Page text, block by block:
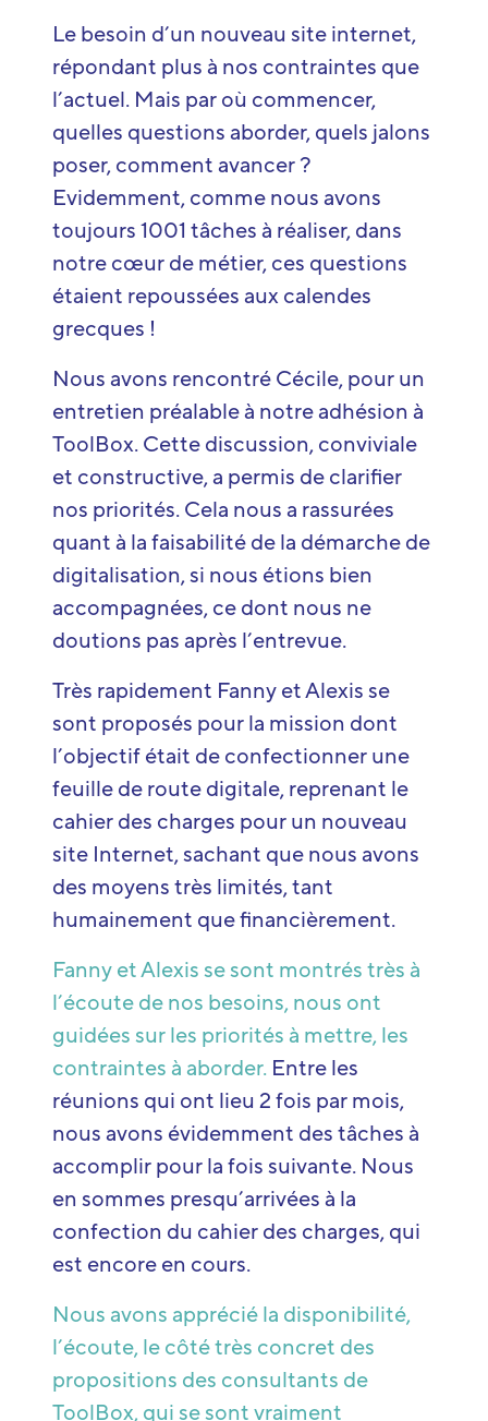
Le besoin d’un nouveau site internet,
répondant plus à nos contraintes que
l’actuel. Mais par où commencer,
quelles questions aborder, quels jalons
poser, comment avancer ?
Evidemment, comme nous avons
toujours 1001 tâches à réaliser, dans
notre cœur de métier, ces questions
étaient repoussées aux calendes
grecques !
Nous avons rencontré Cécile, pour un
entretien préalable à notre adhésion à
ToolBox. Cette discussion, conviviale
et constructive, a permis de clarifier
nos priorités. Cela nous a rassurées
quant à la faisabilité de la démarche de
digitalisation, si nous étions bien
accompagnées, ce dont nous ne
doutions pas après l’entrevue.
Très rapidement Fanny et Alexis se
sont proposés pour la mission dont
l’objectif était de confectionner une
feuille de route digitale, reprenant le
cahier des charges pour un nouveau
site Internet, sachant que nous avons
des moyens très limités, tant
humainement que financièrement.
Fanny et Alexis se sont montrés très à
l’écoute de nos besoins, nous ont
guidées sur les priorités à mettre, les
contraintes à aborder.Entre les
réunions qui ont lieu 2 fois par mois,
nous avons évidemment des tâches à
accomplir pour la fois suivante. Nous
en sommes presqu’arrivées à la
confection du cahier des charges, qui
est encore en cours.
Nous avons apprécié la disponibilité,
l’écoute, le côté très concret des
propositions des consultants de
ToolBox, qui se sont vraiment